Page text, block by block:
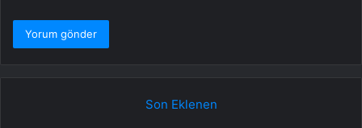
Son Eklenen